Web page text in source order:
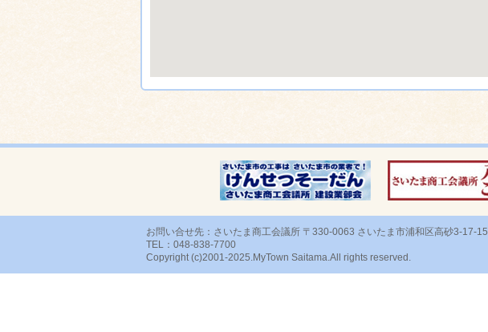
お問い合せ先：さいたま商工会議所 〒330-0063 さいたま市浦和区高砂3-17-15
TEL：048-838-7700
Copyright (c)2001-2025.MyTown Saitama.All rights reserved.